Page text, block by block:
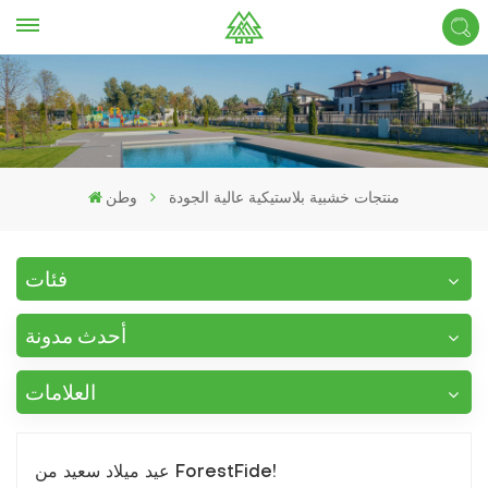
وطن منتجات خشبية بلاستيكية عالية الجودة
فئات
أحدث مدونة
العلامات
عيد ميلاد سعيد من ForestFide!